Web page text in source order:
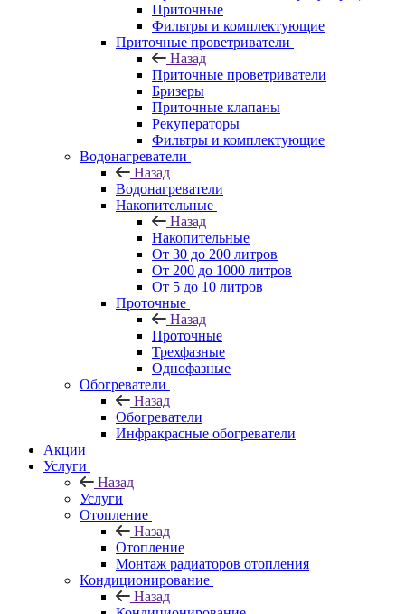
Приточные
Фильтры и комплектующие
Приточные проветриватели
Назад
Приточные проветриватели
Бризеры
Приточные клапаны
Рекуператоры
Фильтры и комплектующие
Водонагреватели
Назад
Водонагреватели
Накопительные
Назад
Накопительные
От 30 до 200 литров
От 200 до 1000 литров
От 5 до 10 литров
Проточные
Назад
Проточные
Трехфазные
Однофазные
Обогреватели
Назад
Обогреватели
Инфракрасные обогреватели
Акции
Услуги
Назад
Услуги
Отопление
Назад
Отопление
Монтаж радиаторов отопления
Кондиционирование
Назад